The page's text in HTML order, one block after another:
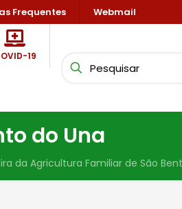
Frequentes Webmail
19
do Una
da Agricultura Familiar de São